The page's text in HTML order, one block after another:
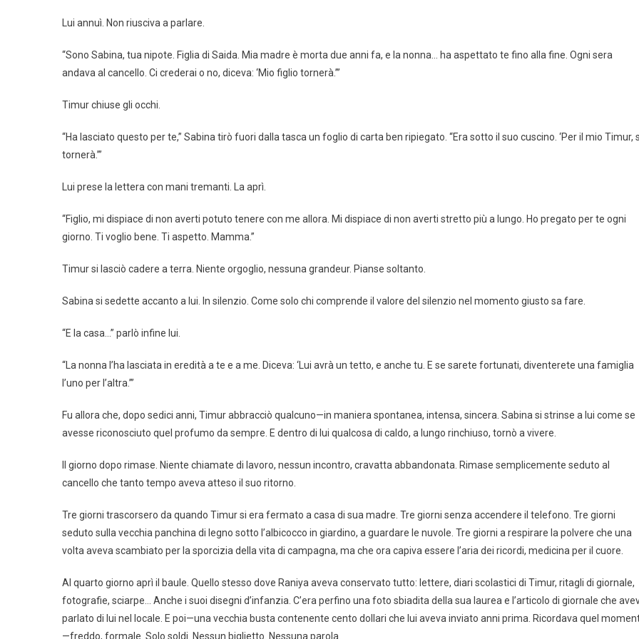
Lui annuì. Non riusciva a parlare.
“Sono Sabina, tua nipote. Figlia di Saida. Mia madre è morta due anni fa, e la nonna… ha aspettato te fino alla fine. Ogni sera
andava al cancello. Ci crederai o no, diceva: ‘Mio figlio tornerà.’”
Timur chiuse gli occhi.
“Ha lasciato questo per te,” Sabina tirò fuori dalla tasca un foglio di carta ben ripiegato. “Era sotto il suo cuscino. ‘Per il mio Timur,
tornerà.’”
Lui prese la lettera con mani tremanti. La aprì.
“Figlio, mi dispiace di non averti potuto tenere con me allora. Mi dispiace di non averti stretto più a lungo. Ho pregato per te ogni
giorno. Ti voglio bene. Ti aspetto. Mamma.”
Timur si lasciò cadere a terra. Niente orgoglio, nessuna grandeur. Pianse soltanto.
Sabina si sedette accanto a lui. In silenzio. Come solo chi comprende il valore del silenzio nel momento giusto sa fare.
“E la casa…” parlò infine lui.
“La nonna l’ha lasciata in eredità a te e a me. Diceva: ‘Lui avrà un tetto, e anche tu. E se sarete fortunati, diventerete una famiglia
l’uno per l’altra.’”
Fu allora che, dopo sedici anni, Timur abbracciò qualcuno—in maniera spontanea, intensa, sincera. Sabina si strinse a lui come se
avesse riconosciuto quel profumo da sempre. E dentro di lui qualcosa di caldo, a lungo rinchiuso, tornò a vivere.
Il giorno dopo rimase. Niente chiamate di lavoro, nessun incontro, cravatta abbandonata. Rimase semplicemente seduto al
cancello che tanto tempo aveva atteso il suo ritorno.
Tre giorni trascorsero da quando Timur si era fermato a casa di sua madre. Tre giorni senza accendere il telefono. Tre giorni
seduto sulla vecchia panchina di legno sotto l’albicocco in giardino, a guardare le nuvole. Tre giorni a respirare la polvere che una
volta aveva scambiato per la sporcizia della vita di campagna, ma che ora capiva essere l’aria dei ricordi, medicina per il cuore.
Al quarto giorno aprì il baule. Quello stesso dove Raniya aveva conservato tutto: lettere, diari scolastici di Timur, ritagli di giornale,
fotografie, sciarpe… Anche i suoi disegni d’infanzia. C’era perfino una foto sbiadita della sua laurea e l’articolo di giornale che
parlato di lui nel locale. E poi—una vecchia busta contenente cento dollari che lui aveva inviato anni prima. Ricordava quel
—freddo, formale. Solo soldi. Nessun biglietto. Nessuna parola.